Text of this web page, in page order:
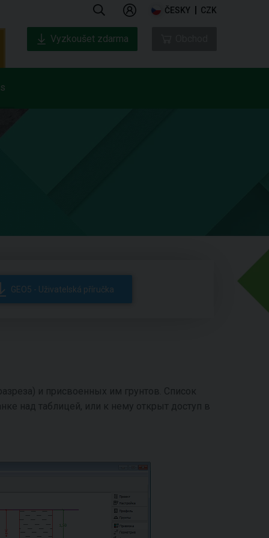
ČESKY CZK
Vyzkoušet zdarma
GEO5 - Uživatelská příručka
и присвоенных им грунтов. Список
над таблицей, или к нему открыт доступ в